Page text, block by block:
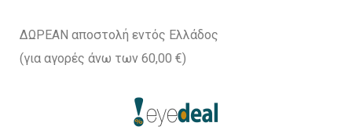
ΔΩΡΕΑΝ αποστολή εντός Ελλάδος
(για αγορές άνω των 60,00 €)